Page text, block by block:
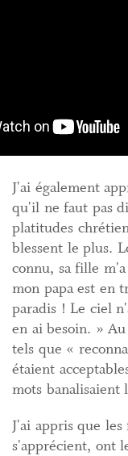
J'ai également
qu'il ne faut pas
platitudes
blessent le plus.
connu, sa fille
mon papa est en
paradis ! Le ciel
en ai besoin. »
tels que «
étaient
mots banalisaient
J'ai appris que
s'apprécient, ont